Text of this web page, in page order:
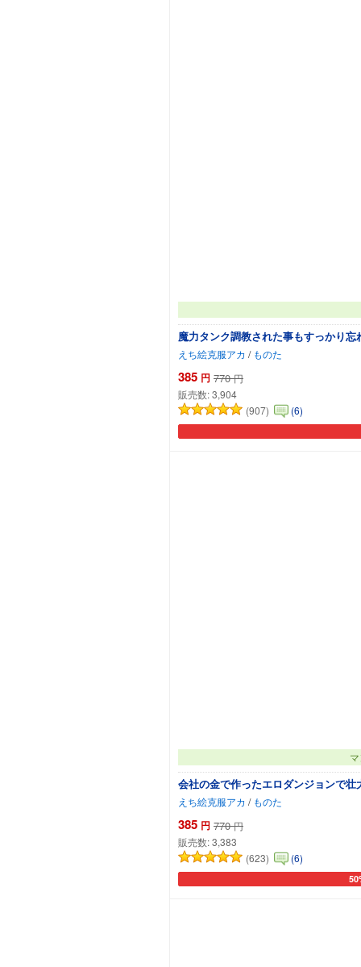
魔力タンク調教された事もすっかり
えち絵克服アカ / ものた
385 円 770 円
販売数:3,904
(907)
(6)
会社の金で作ったエロダンジョンで
えち絵克服アカ / ものた
385 円 770 円
販売数:3,383
(623)
(6)
カ